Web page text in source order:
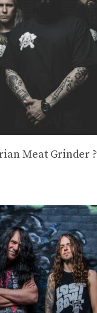
Meat Grinder ?